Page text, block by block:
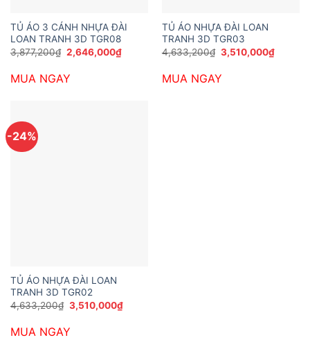
TỦ ÁO 3 CÁNH NHỰA ĐÀI
LOAN TRANH 3D TGR08
3,877,200₫ Giá
gốc
3,877,200₫.
2,646,000₫Giá
hiện
2,646,000₫.
MUA NGAY
TỦ ÁO NHỰA ĐÀI LOAN
TRANH 3D TGR03
4,633,200₫ Giá
gốc
4,633,200₫.
3,510,000₫Giá
hiện
MUA NGAY
-24%
TỦ ÁO NHỰA ĐÀI LOAN
TRANH 3D TGR02
4,633,200₫ Giá
gốc
4,633,200₫.
3,510,000₫Giá
hiện
MUA NGAY